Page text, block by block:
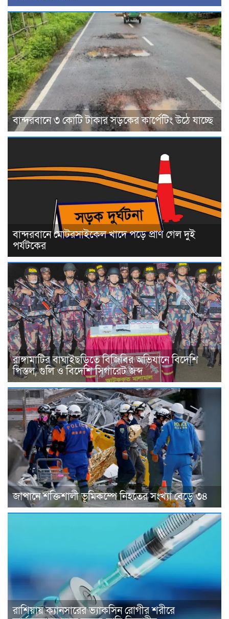
বান্দরবানে ৩ কোটি টাকার সড়কের কার্পেটিং উঠে যাচ্ছে
বান্দরবানে মোটরসাইকেল খাদে পড়ে প্রাণ গেল দুই
পর্যটকের
রাঙ্গামাটির বাঘাইছড়িতে বিজিবির অভিযানে বিদেশি
পিস্তল, গুলি ও বিদেশি সিগারেট জব্দ
জাপানে শক্তিশালী ভূমিকম্পে নিহতের সংখ্যা বেড়ে ৩৪
রাশিয়ায় ক্যানসারের ভ্যাকসিন রোগীর শরীরে